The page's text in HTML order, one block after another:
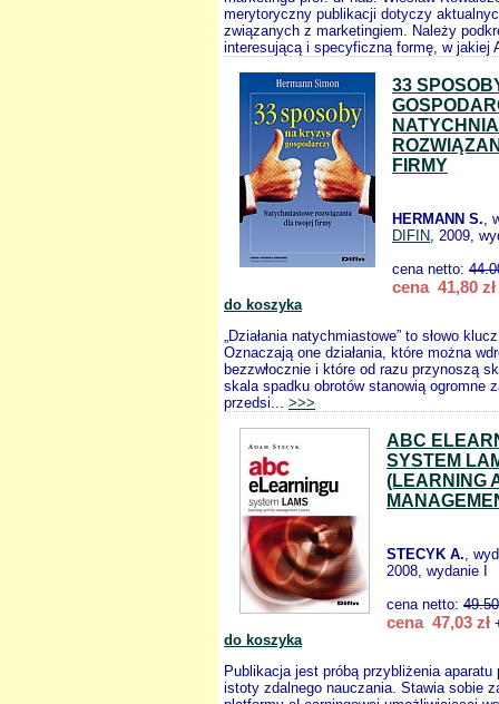
merytoryczny publikacji dotyczy
związanych z marketingiem. Należy
interesującą i specyficzną formę, w jakiej
33
FIRMY
HERMANN S.,
DIFIN, 2009,
cena netto:
cena 41,80 zł
do koszyka
„Działania natychmiastowe” to słowo
Oznaczają one działania, które można
bezzwłocznie i które od razu przynoszą
skala spadku obrotów stanowią ogromne
przedsi... >>>
ABC
SYSTEM
(LEARNING
STECYK A.,
2008, wydanie I
cena netto: 49.50
cena 47,03 zł
do koszyka
Publikacja jest próbą przybliżenia aparatu
istoty zdalnego nauczania. Stawia sobie